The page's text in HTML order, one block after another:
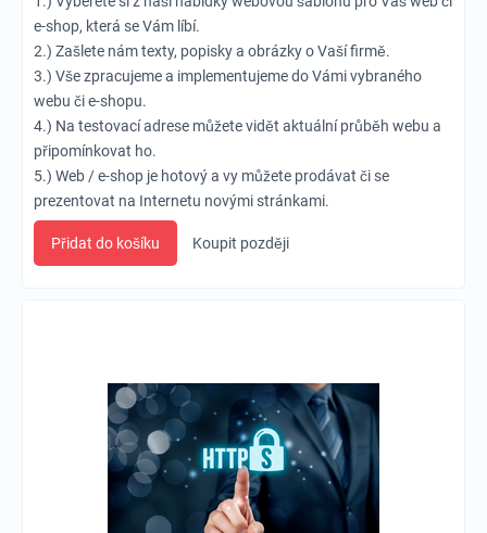
e-shop, která se Vám líbí.
2.) Zašlete nám texty, popisky a obrázky o Vaší firmě.
3.) Vše zpracujeme a implementujeme do Vámi vybraného
webu či e-shopu.
4.) Na testovací adrese můžete vidět aktuální průběh webu a
připomínkovat ho.
5.) Web / e-shop je hotový a vy můžete prodávat či se
prezentovat na Internetu novými stránkami.
Přidat do košíku Koupit později